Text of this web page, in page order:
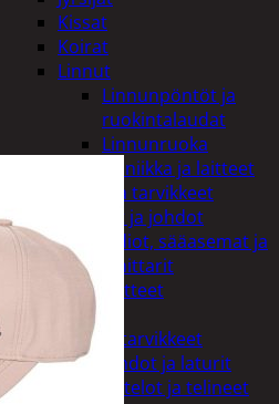
Kissat
Koirat
Linnut
Linnunpöntöt ja
ruokintalaudat
Linnunruoka
Kodin elektroniikka ja laitteet
Imurit ja tarvikkeet
Kaapelit ja johdot
Kelloradiot, sääasemat ja
lämpömittarit
Oheislaitteet
Paristot
Puhelintarvikkeet
Johdot ja laturit
Kotelot ja telineet